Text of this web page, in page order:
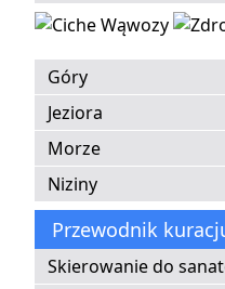
Góry
Jeziora
Morze
Niziny
Przewodnik
Skierowanie do